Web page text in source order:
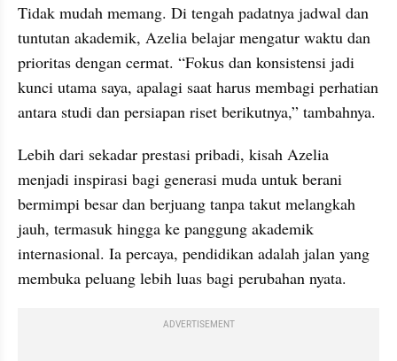
Tidak mudah memang. Di tengah padatnya jadwal dan
tuntutan akademik, Azelia belajar mengatur waktu dan
prioritas dengan cermat. “Fokus dan konsistensi jadi
kunci utama saya, apalagi saat harus membagi perhatian
antara studi dan persiapan riset berikutnya,” tambahnya.
Lebih dari sekadar prestasi pribadi, kisah Azelia
menjadi inspirasi bagi generasi muda untuk berani
bermimpi besar dan berjuang tanpa takut melangkah
jauh, termasuk hingga ke panggung akademik
internasional. Ia percaya, pendidikan adalah jalan yang
membuka peluang lebih luas bagi perubahan nyata.
ADVERTISEMENT